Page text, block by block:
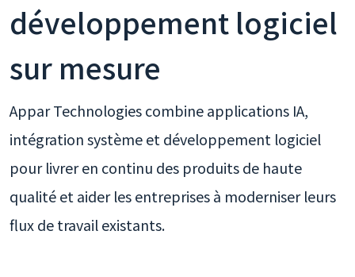
développement logiciel
sur mesure
Appar Technologies combine applications IA,
intégration système et développement logiciel
pour livrer en continu des produits de haute
qualité et aider les entreprises à moderniser leurs
flux de travail existants.